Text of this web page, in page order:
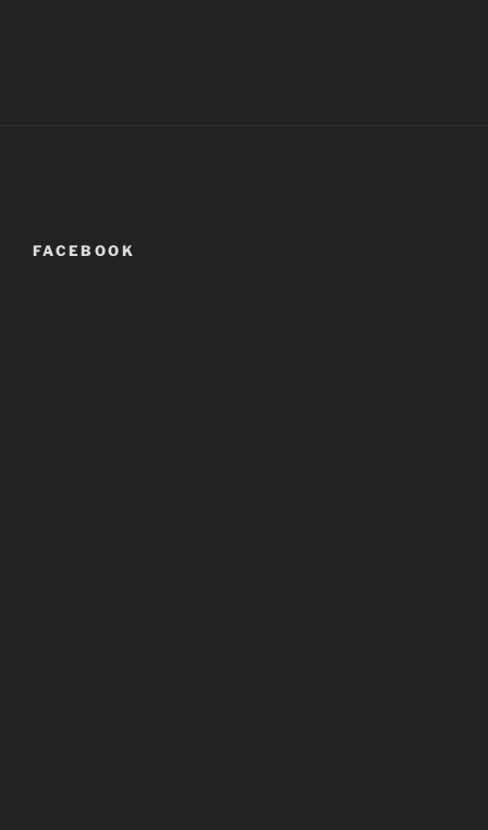
FACEBOOK